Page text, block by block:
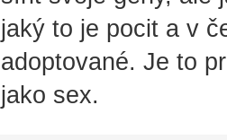
jaký to je pocit a v
adoptované. Je to
jako sex.